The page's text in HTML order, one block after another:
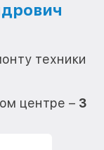
техники
центре – 3